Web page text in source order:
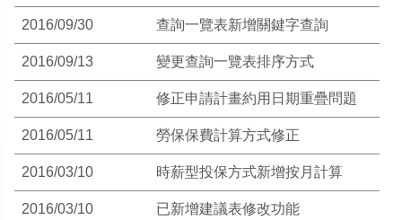
2016/09/30 查詢一覽表新增關鍵字查詢
2016/09/13 變更查詢一覽表排序方式
2016/05/11 修正申請計畫約用日期重疊問題
2016/05/11 勞保保費計算方式修正
2016/03/10 時薪型投保方式新增按月計算
2016/03/10 已新增建議表修改功能